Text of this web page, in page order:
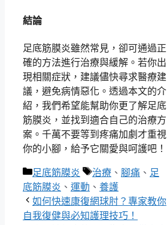
結論
足底筋膜炎雖然常見，卻可通過正
確的方法進行治療與緩解。若你出
現相關症狀，建議儘快尋求醫療建
議，避免病情惡化。透過本文的介
紹，我們希望能幫助你更了解足底
筋膜炎，並找到適合自己的治療方
案。千萬不要等到疼痛加劇才重視
你的小腳，給予它關愛與呵護吧！
分
類
足底筋膜炎
標
籤
治療 、 腳痛 、 足
底筋膜炎 、 運動 、 養護
如何快速康復網球肘？專家教你
自我復健與必知護理技巧！